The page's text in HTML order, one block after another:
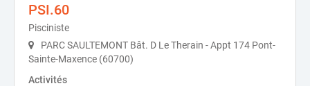
PSI.60
Pisciniste
PARC SAULTEMONT Bât. D Le Therain - Appt 174 Pont-
Sainte-Maxence (60700)
Activités